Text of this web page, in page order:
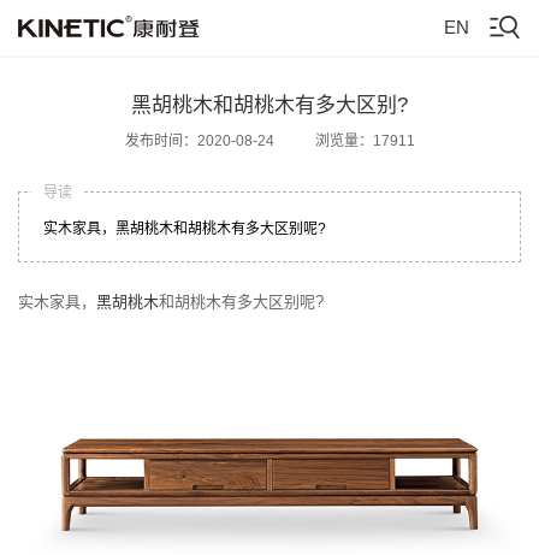
EN
黑胡桃木和胡桃木有多大区别?
发布时间：2020-08-24 浏览量：17911
导读
实木家具，黑胡桃木和胡桃木有多大区别呢?
实木家具， 黑胡桃木和胡桃木有多大区别呢?